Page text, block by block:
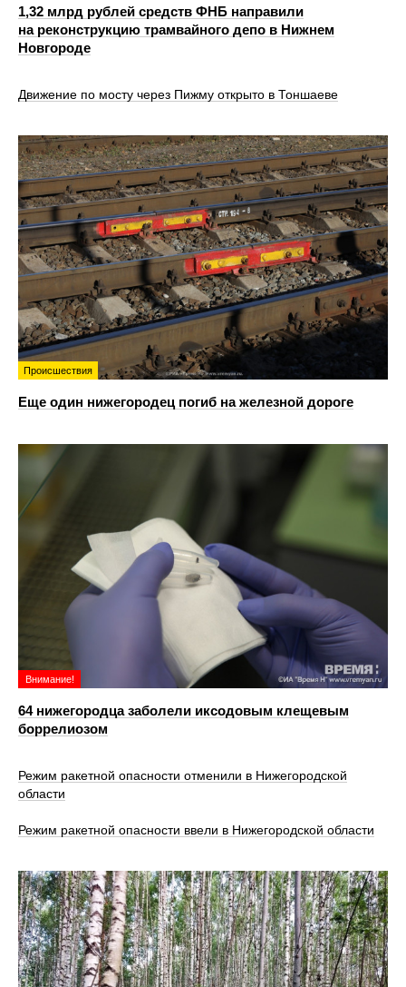
1,32 млрд рублей средств ФНБ направили
на реконструкцию трамвайного депо в Нижнем
Новгороде
Движение по мосту через Пижму открыто в Тоншаеве
Происшествия
Еще один нижегородец погиб на железной дороге
Внимание!
64 нижегородца заболели иксодовым клещевым
боррелиозом
Режим ракетной опасности отменили в Нижегородской
области
Режим ракетной опасности ввели в Нижегородской области